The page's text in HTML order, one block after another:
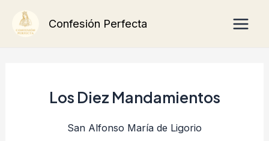
Confesión Perfecta
Los Diez Mandamientos
San Alfonso María de Ligorio